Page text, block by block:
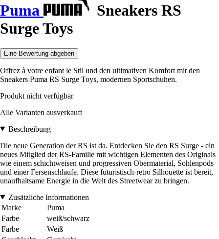
Puma
Sneakers RS
Surge Toys
Eine Bewertung abgeben
Offrez à votre enfant le Stil und den ultimativen Komfort mit den
Sneakers Puma RS Surge Toys, modernen Sportschuhen.
Produkt nicht verfügbar
Alle Varianten ausverkauft
Beschreibung
Die neue Generation der RS ist da. Entdecken Sie den RS Surge - ein
neues Mitglied der RS-Familie mit wichtigen Elementen des Originals
wie einem schichtweisen und progressiven Obermaterial, Sohlenpods
und einer Fersenschlaufe. Diese futuristisch-retro Silhouette ist bereit,
unaufhaltsame Energie in die Welt des Streetwear zu bringen.
Zusätzliche Informationen
Marke
Puma
Farbe
weiß/schwarz
Farbe
Weiß